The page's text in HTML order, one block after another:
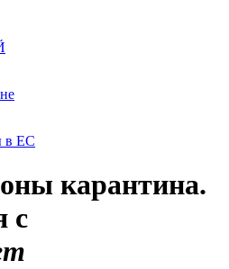
в ЕС
карантина.
с